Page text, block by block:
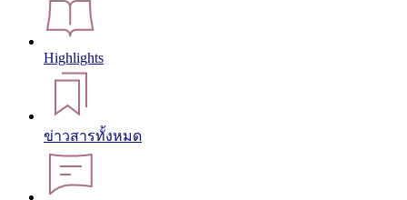
Highlights
ข่าวสารทั้งหมด